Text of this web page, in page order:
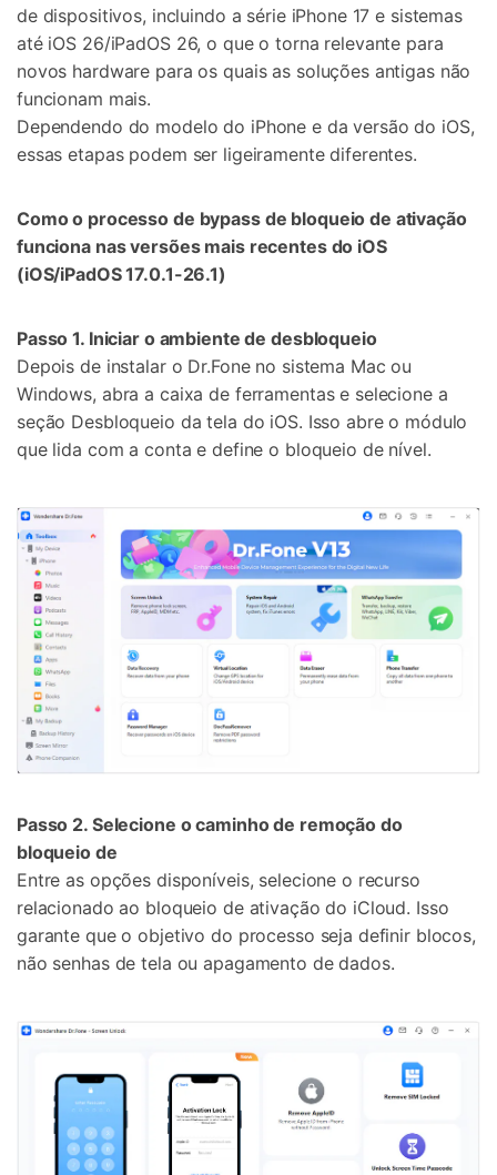
de dispositivos, incluindo a série iPhone 17 e sistemas
até iOS 26/iPadOS 26, o que o torna relevante para
novos hardware para os quais as soluções antigas não
funcionam mais.
Dependendo do modelo do iPhone e da versão do iOS,
essas etapas podem ser ligeiramente diferentes.
Como o processo de bypass de bloqueio de ativação
funciona nas versões mais recentes do iOS
(iOS/iPadOS 17.0.1-26.1)
Passo 1. Iniciar o ambiente de desbloqueio
Depois de instalar o Dr.Fone no sistema Mac ou
Windows, abra a caixa de ferramentas e selecione a
seção Desbloqueio da tela do iOS. Isso abre o módulo
que lida com a conta e define o bloqueio de nível.
Passo 2. Selecione o caminho de remoção do
bloqueio de
Entre as opções disponíveis, selecione o recurso
relacionado ao bloqueio de ativação do iCloud. Isso
garante que o objetivo do processo seja definir blocos,
não senhas de tela ou apagamento de dados.